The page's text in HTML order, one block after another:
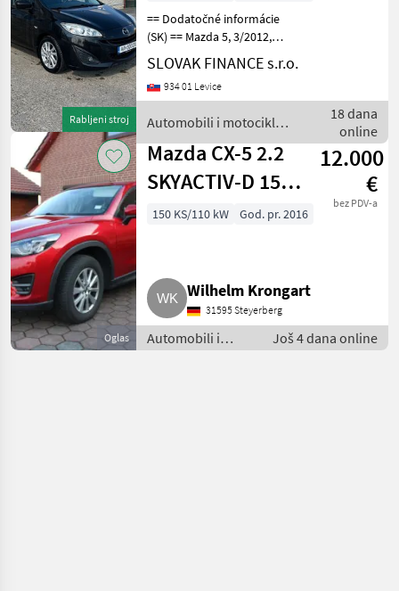
Rabljeni stroj
== Dodatočné informácie
(SK) == Mazda 5, 3/2012,
2.0b , 179116 km, manuálna
6 stupňová prevodovka, 7
miest na sedenie,
volant, radio C
SLOVAK FINANCE s.r.o.
934 01 Levice
Automobili i motocikli /
Mazda
18 dana
online
Oglas
Mazda CX-5 2.2
SKYACTIV-D 150
Exclusive-Line
12.000
€
bez PDV-a
150 KS/110 kW God. pr. 2016
Wilhelm Krongart
31595 Steyerberg
Automobili i
motocikli /
Još 4 dana online